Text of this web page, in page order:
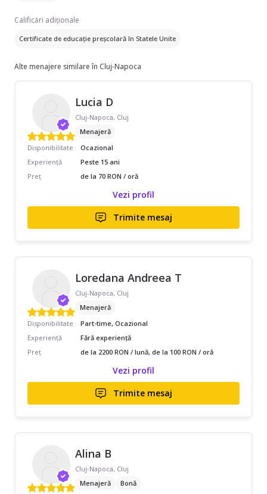
Calificări adiționale
Certificate de educație preșcolară în Statele Unite
Alte menajere similare în Cluj-Napoca
Lucia D
Cluj-Napoca, Cluj
Menajeră
Disponibilitate
Ocazional
Experiență
Peste 15 ani
Preț
de la 70 RON / oră
Vezi profil
Trimite mesaj
Loredana Andreea T
Cluj-Napoca, Cluj
Menajeră
Disponibilitate
Part-time, Ocazional
Experiență
Fără experiență
Preț
de la 2200 RON / lună, de la 100 RON / oră
Vezi profil
Trimite mesaj
Alina B
Cluj-Napoca, Cluj
Menajeră
Bonă